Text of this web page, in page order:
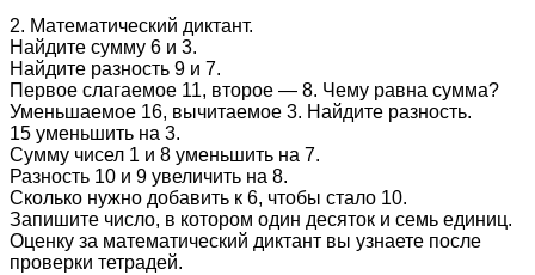
2. Математический диктант.
Найдите сумму 6 и 3.
Найдите разность 9 и 7.
Первое слагаемое 11, второе — 8. Чему равна сумма?
Уменьшаемое 16, вычитаемое 3. Найдите разность.
15 уменьшить на 3.
Сумму чисел 1 и 8 уменьшить на 7.
Разность 10 и 9 увеличить на 8.
Сколько нужно добавить к 6, чтобы стало 10.
Запишите число, в котором один десяток и семь единиц.
Оценку за математический диктант вы узнаете после
проверки тетрадей.